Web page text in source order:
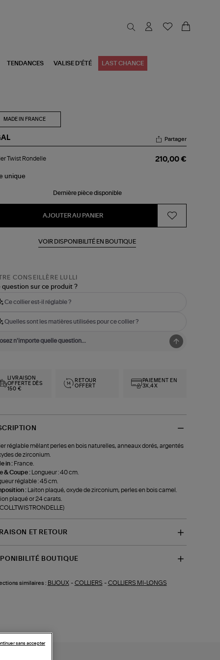
TENDANCES VALISE D'ÉTÉ LAST CHANCE
MADE IN FRANCE
Partager
Twist Rondelle 210,00 €
unique
Dernière pièce disponible
AJOUTER AU PANIER
VOIR DISPONIBILITÉ EN BOUTIQUE
CONSEILLÈRE LULLI
question sur ce produit ?
Ce collier est-il réglable ?
Quelles sont les matières utilisées pour ce collier ?
LIVRAISON
OFFERTE DÈS
150 €
RETOUR
OFFERT
PAIEMENT EN
3X,4X
réglable mêlant perles en bois naturelles, anneaux dorés, argentés
de zirconium.
in : France.
& Coupe :
Longueur : 40 cm.
réglable : 45 cm.
:
Laiton plaqué, oxyde de zirconium, perles en bois camel.
plaqué or 24 carats.
ET RETOUR
BOUTIQUE
similaires : BIJOUX- COLLIERS - COLLIERS MI-LONGS
sans accepter